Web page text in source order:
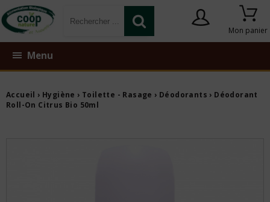
Mon panier
Menu
Accueil › Hygiène › Toilette - Rasage › Déodorants › Déodorant
Roll-On Citrus Bio 50ml